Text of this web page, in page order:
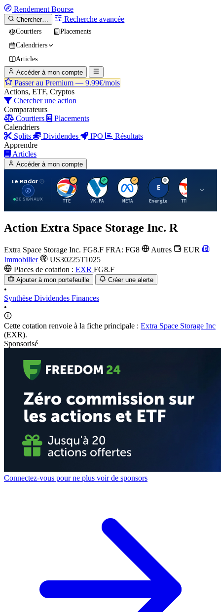
Rendement Bourse
Chercher… Recherche avancée
Courtiers
Placements
Calendriers
Articles
Accéder à mon compte
Passer au Premium — 9.99€/mois
Actions, ETF, Cryptos
Chercher une action
Comparateurs
Courtiers
Placements
Calendriers
Splits
Dividendes IPO
Résultats
Apprendre
Articles
Accéder à mon compte
Le Radar
20 SIGNAUX
T
TTE
V
VK.PA
M
META
E
Energie
T
TTE.PA
Action Extra Space Storage Inc. R
Extra Space Storage Inc. FG8.F FRA: FG8 Autres
EUR
Immobilier
US30225T1025
Places de cotation : EXR FG8.F
Ajouter à mon portefeuille Créer une alerte
•
Synthèse Dividendes Finances
•
Cette cotation renvoie à la fiche principale : Extra Space Storage Inc
(EXR).
Sponsorisé
Connectez-vous pour ne plus voir de sponsors